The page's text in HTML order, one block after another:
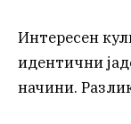
Интересен
идентични
начини.